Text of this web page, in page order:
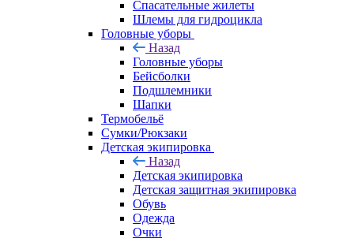
Спасательные жилеты
Шлемы для гидроцикла
Головные уборы
Назад
Головные уборы
Бейсболки
Подшлемники
Шапки
Термобельё
Сумки/Рюкзаки
Детская экипировка
Назад
Детская экипировка
Детская защитная экипировка
Обувь
Одежда
Очки